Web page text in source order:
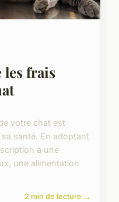
les frais
votre chat est
santé. En adoptant
à une
une alimentation
2 min de lecture →